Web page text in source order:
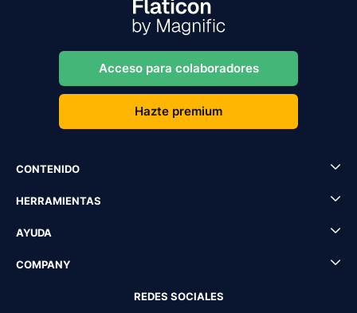
Acceso para colaboradores
Hazte premium
CONTENIDO
HERRAMIENTAS
AYUDA
COMPANY
REDES SOCIALES